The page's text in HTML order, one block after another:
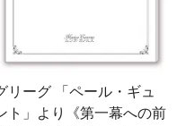
リーグ 「ペール・ギュ
ト」より《第一幕への前